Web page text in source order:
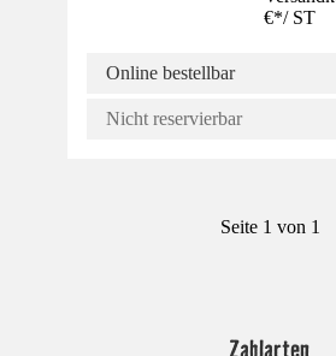
€*/ ST
Online bestellbar
Nicht reservierbar
Seite 1 von 1
Zahlarten